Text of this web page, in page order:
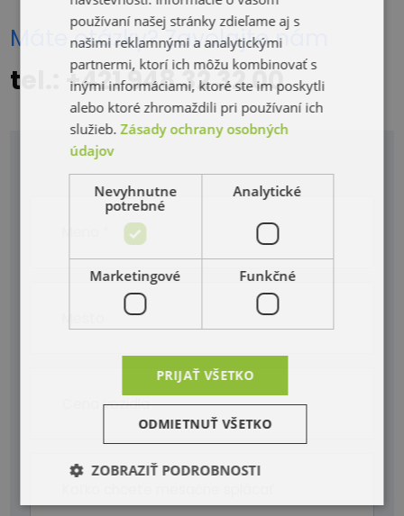
Máte otázky? Zavolajte nám
tel.: +421 948 32 32 00
používaní našej stránky zdieľame aj s
našimi reklamnými a analytickými
partnermi, ktorí ich môžu kombinovať s
inými informáciami, ktoré ste im poskytli
alebo ktoré zhromaždili pri používaní ich
služieb.Zásady ochrany osobných
údajov
Nevyhnutne
potrebné
Analytické
Marketingové Funkčné
PRIJAŤ VŠETKO
ODMIETNUŤ VŠETKO
ZOBRAZIŤ PODROBNOSTI